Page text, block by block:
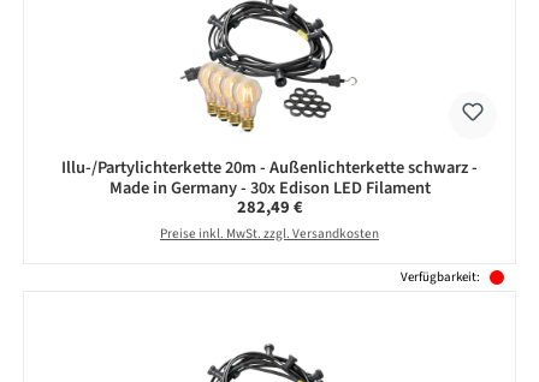
Illu-/Partylichterkette 20m - Außenlichterkette schwarz -
Made in Germany - 30x Edison LED Filament
Regulärer Preis:
282,49 €
Preise inkl. MwSt. zzgl. Versandkosten
Verfügbarkeit: